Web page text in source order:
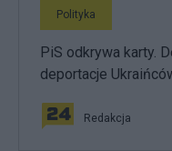
Polityka
PiS odkrywa karty.
deportacje
Redakcja